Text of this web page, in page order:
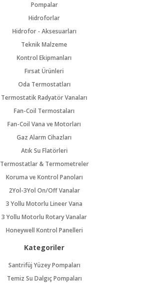
Pompalar
Hidroforlar
Hidrofor - Aksesuarları
Teknik Malzeme
Kontrol Ekipmanları
Fırsat Ürünleri
Oda Termostatları
Termostatik Radyatör Vanaları
Fan-Coil Termostaları
Fan-Coil Vana ve Motorları
Gaz Alarm Cihazları
Atık Su Flatörleri
Termostatlar & Termometreler
Koruma ve Kontrol Panoları
2Yol-3Yol On/Off Vanalar
3 Yollu Motorlu Lineer Vana
3 Yollu Motorlu Rotary Vanalar
Honeywell Kontrol Panelleri
Kategoriler
Santrifüj Yüzey Pompaları
Temiz Su Dalgıç Pompaları